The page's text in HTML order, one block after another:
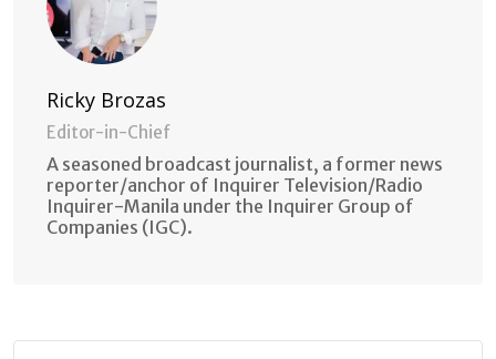
Ricky Brozas
Editor-in-Chief
A seasoned broadcast journalist, a former news
reporter/anchor of Inquirer Television/Radio
Inquirer-Manila under the Inquirer Group of
Companies (IGC).